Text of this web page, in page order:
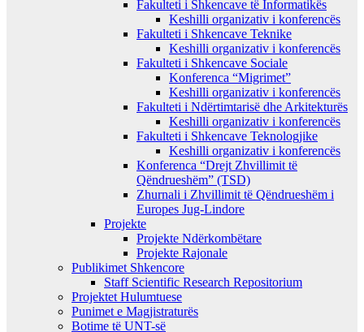
Fakulteti i Shkencave të Informatikës
Keshilli organizativ i konferencës
Fakulteti i Shkencave Teknike
Keshilli organizativ i konferencës
Fakulteti i Shkencave Sociale
Konferenca “Migrimet”
Keshilli organizativ i konferencës
Fakulteti i Ndërtimtarisë dhe Arkitekturës
Keshilli organizativ i konferencës
Fakulteti i Shkencave Teknologjike
Keshilli organizativ i konferencës
Konferenca “Drejt Zhvillimit të
Qëndrueshëm” (TSD)
Zhurnali i Zhvillimit të Qëndrueshëm i
Europes Jug-Lindore
Projekte
Projekte Ndërkombëtare
Projekte Rajonale
Publikimet Shkencore
Staff Scientific Research Repositorium
Projektet Hulumtuese
Punimet e Magjistraturës
Botime të UNT-së